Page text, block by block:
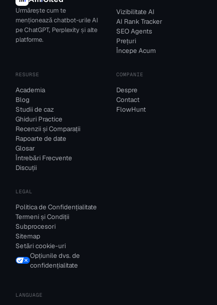
Urmărește cum te
menționează chatbot-urile AI
pe ChatGPT, Perplexity și alte
platforme.
Vizibilitate AI
AI Rank Tracker
SEO Agents
Prețuri
Începe Acum
RESURSE
Academia
Blog
Studii de caz
Ghiduri Practice
Recenzii și Comparații
Rapoarte de date
Glosar
Întrebări Frecvente
Discuții
COMPANIE
Despre
Contact
FlowHunt
LEGAL
Politica de Confidențialitate
Termeni și Condiții
Subprocesori
Sitemap
Setări cookie-uri
Opțiunile dvs. de
confidențialitate
LANGUAGE